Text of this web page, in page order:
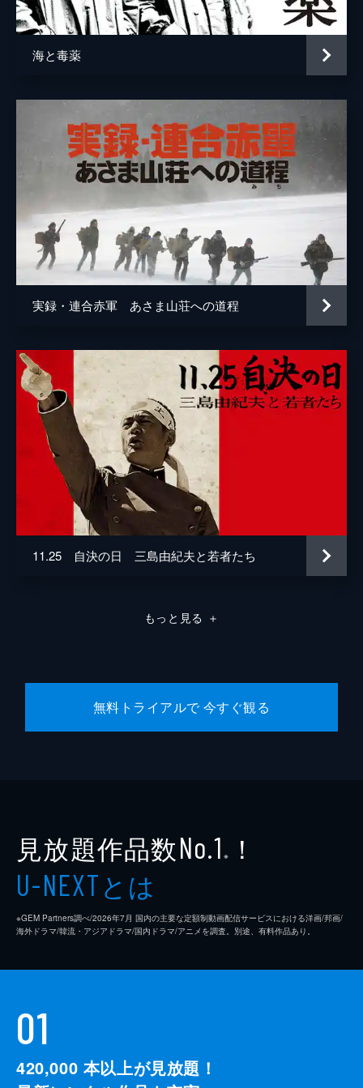
海と毒薬
実録・連合赤軍 あさま山荘への道程
11.25 自決の日 三島由紀夫と若者たち
もっと見る ＋
無料トライアルで 今すぐ観る
見放題作品数No.1 ※ ！
U-NEXTとは
※GEM Partners調べ/2026年7⽉ 国内の主要な定額制動画配信サービスにおける洋画/邦画/
海外ドラマ/韓流・アジアドラマ/国内ドラマ/アニメを調査。別途、有料作品あり。
01
420,000 本以上が見放題！